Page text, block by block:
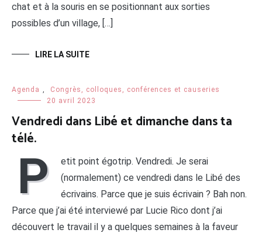
chat et à la souris en se positionnant aux sorties
possibles d’un village, […]
LIRE LA SUITE
Agenda
Congrès, colloques, conférences et causeries
20 avril 2023
Vendredi dans Libé et dimanche dans ta
télé.
P
etit point égotrip. Vendredi. Je serai
(normalement) ce vendredi dans le Libé des
écrivains. Parce que je suis écrivain ? Bah non.
Parce que j’ai été interviewé par Lucie Rico dont j’ai
découvert le travail il y a quelques semaines à la faveur